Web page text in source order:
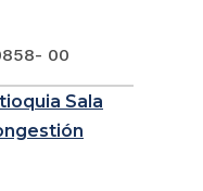
00
Sala